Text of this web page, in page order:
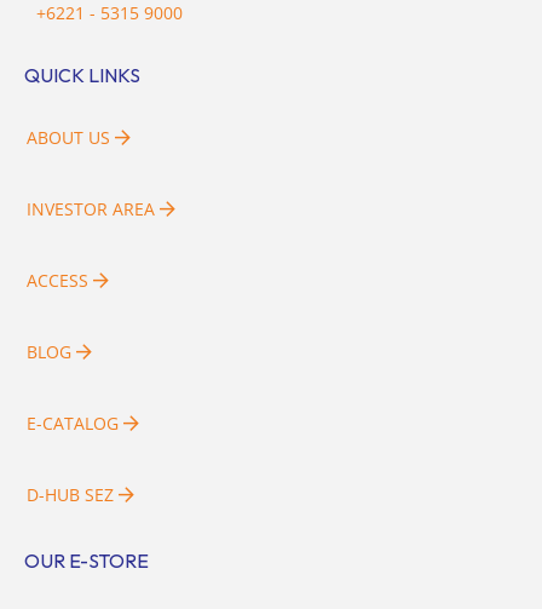
+6221 - 5315 9000
QUICK LINKS
ABOUT US
INVESTOR AREA
ACCESS
BLOG
E-CATALOG
D-HUB SEZ
OUR E-STORE